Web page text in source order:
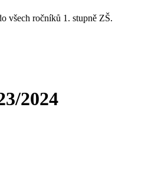
všech ročníků 1. stupně ZŠ.
2024